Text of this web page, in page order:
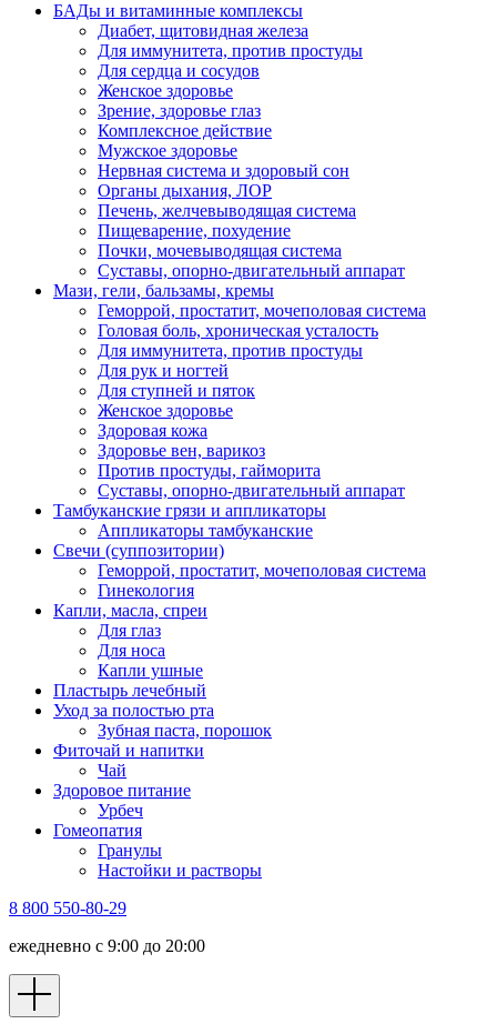
БАДы и витаминные комплексы
Диабет, щитовидная железа
Для иммунитета, против простуды
Для сердца и сосудов
Женское здоровье
Зрение, здоровье глаз
Комплексное действие
Мужское здоровье
Нервная система и здоровый сон
Органы дыхания, ЛОР
Печень, желчевыводящая система
Пищеварение, похудение
Почки, мочевыводящая система
Суставы, опорно-двигательный аппарат
Мази, гели, бальзамы, кремы
Геморрой, простатит, мочеполовая система
Головая боль, хроническая усталость
Для иммунитета, против простуды
Для рук и ногтей
Для ступней и пяток
Женское здоровье
Здоровая кожа
Здоровье вен, варикоз
Против простуды, гайморита
Суставы, опорно-двигательный аппарат
Тамбуканские грязи и аппликаторы
Аппликаторы тамбуканские
Свечи (суппозитории)
Геморрой, простатит, мочеполовая система
Гинекология
Капли, масла, спреи
Для глаз
Для носа
Капли ушные
Пластырь лечебный
Уход за полостью рта
Зубная паста, порошок
Фиточай и напитки
Чай
Здоровое питание
Урбеч
Гомеопатия
Гранулы
Настойки и растворы
8 800 550-80-29
ежедневно с 9:00 до 20:00